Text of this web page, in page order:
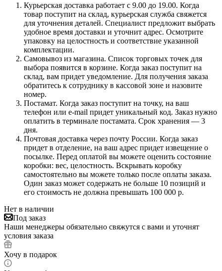
Курьерская доставка работает с 9.00 до 19.00. Когда
товар поступит на склад, курьерская служба свяжется
для уточнения деталей. Специалист предложит выбрать
удобное время доставки и уточнит адрес. Осмотрите
упаковку на целостность и соответствие указанной
комплектации.
Самовывоз из магазина. Список торговых точек для
выбора появится в корзине. Когда заказ поступит на
склад, вам придет уведомление. Для получения заказа
обратитесь к сотруднику в кассовой зоне и назовите
номер.
Постамат. Когда заказ поступит на точку, на ваш
телефон или e-mail придет уникальный код. Заказ нужно
оплатить в терминале постамата. Срок хранения — 3
дня.
Почтовая доставка через почту России. Когда заказ
придет в отделение, на ваш адрес придет извещение о
посылке. Перед оплатой вы можете оценить состояние
коробки: вес, целостность. Вскрывать коробку
самостоятельно вы можете только после оплаты заказа.
Один заказ может содержать не больше 10 позиций и
его стоимость не должна превышать 100 000 р.
Нет в наличии
Под заказ
Наши менеджеры обязательно свяжутся с вами и уточнят
условия заказа
Хочу в подарок